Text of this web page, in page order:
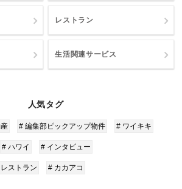
レストラン
生活関連サービス
人気タグ
# 編集部ピックアップ物件 # ワイキキ
# ハワイ # インタビュー
ストラン # カカアコ